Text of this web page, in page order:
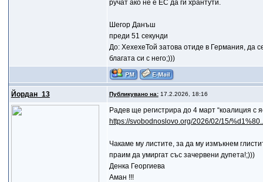
ручат ако не е ЕС да ги хрантути.
Шегор Данъш
преди 51 секунди
До: ХехехеТой затова отиде в Германия, да
благата си с него;)))
Йордан_13 Публикувано на:17.2.2026, 18:16
Радев ще регистрира до 4 март “коалиция с
https://svobodnoslovo.org/2026/02/15/
Чакаме му листите, за да му измъкнем
праим да умиргат със зачервени дупета!;)))
Денка Георгиева
Аман !!!